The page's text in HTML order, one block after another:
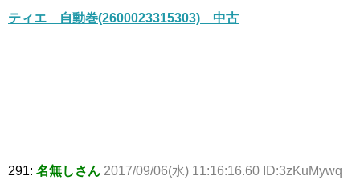
ティエ 自動巻(2600023315303) 中古
291: 名無しさん 2017/09/06(水) 11:16:16.60 ID:3zKuMywq